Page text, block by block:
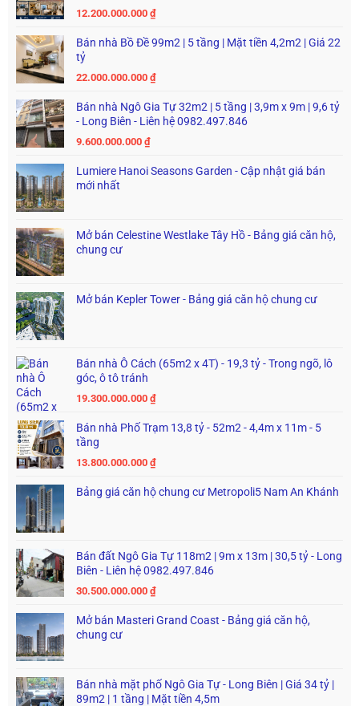
12.200.000.000 ₫
Bán nhà Bồ Đề 99m2 | 5 tầng | Mặt tiền 4,2m2 | Giá 22
tỷ
22.000.000.000 ₫
Bán nhà Ngô Gia Tự 32m2 | 5 tầng | 3,9m x 9m | 9,6 tỷ
- Long Biên - Liên hệ 0982.497.846
9.600.000.000 ₫
Lumiere Hanoi Seasons Garden - Cập nhật giá bán
mới nhất
Mở bán Celestine Westlake Tây Hồ - Bảng giá căn hộ,
chung cư
Mở bán Kepler Tower - Bảng giá căn hộ chung cư
Bán nhà Ô Cách (65m2 x 4T) - 19,3 tỷ - Trong ngõ, lô
góc, ô tô tránh
19.300.000.000 ₫
Bán nhà Phố Trạm 13,8 tỷ - 52m2 - 4,4m x 11m - 5
tầng
13.800.000.000 ₫
Bảng giá căn hộ chung cư Metropoli5 Nam An Khánh
Bán đất Ngô Gia Tự 118m2 | 9m x 13m | 30,5 tỷ - Long
Biên - Liên hệ 0982.497.846
30.500.000.000 ₫
Mở bán Masteri Grand Coast - Bảng giá căn hộ,
chung cư
Bán nhà mặt phố Ngô Gia Tự - Long Biên | Giá 34 tỷ |
89m2 | 1 tầng | Mặt tiền 4,5m